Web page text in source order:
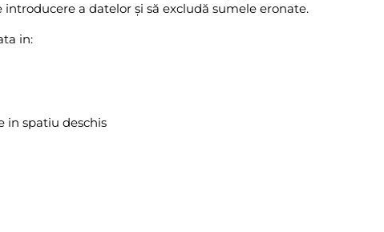
a datelor și să excludă sumele eronate.
in:
in spatiu deschis